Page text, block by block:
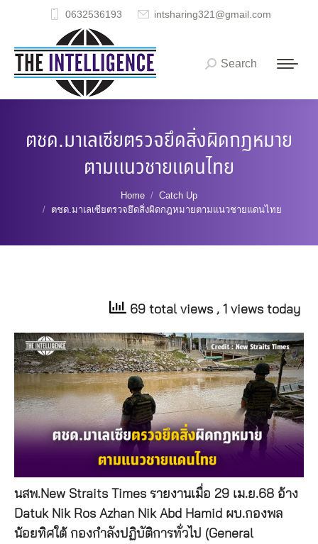
0632536193 intsharing321@gmail.com
Search:
Search
ตชด.มาเลเซียตรวจยึดสิ่งผิดกฎหมาย
ตามแนวชายแดนไทย
Home
Catch Up
ตชด.มาเลเซียตรวจยึดสิ่งผิดกฎหมายตามแนวชายแดนไทย
69 total views , 1 views today
นสพ.New Straits Times รายงานเมื่อ 29 เม.ย.68 อ้าง
Datuk Nik Ros Azhan Nik Abd Hamid ผบ.กองพล
น้อยทิศใต้ กองกำลังปฏิบัติการทั่วไป (General